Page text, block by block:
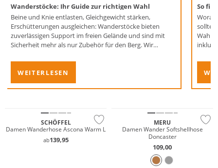
Wanderstöcke: Ihr Guide zur richtigen Wahl
Beine und Knie entlasten, Gleichgewicht stärken,
Erschütterungen ausgleichen: Wanderstöcke bieten
zuverlässigen Support im freien Gelände und sind mit
Sicherheit mehr als nur Zubehör für den Berg. Wir
nächste Wanderung finden.
WEITERLESEN
So
Wahl
SCHÖFFEL
Damen Wanderhose Ascona Warm L
ab139,95
MERU
Damen Wander Softshellhose
Doncaster
109,00